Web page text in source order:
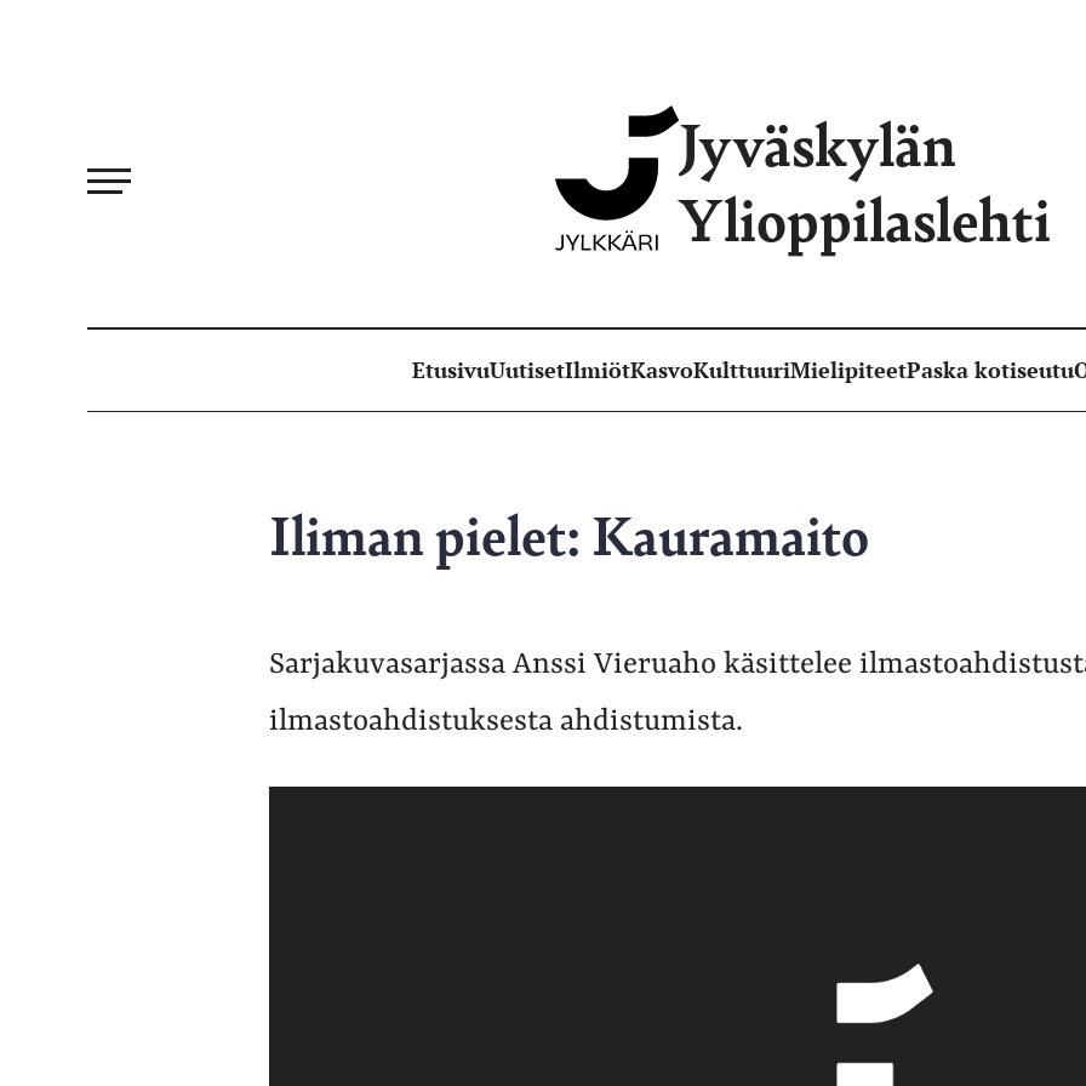
Jyväskylän
Ylioppilaslehti
EtusivuUutisetIlmiötKasvoKulttuuriMielipiteetPaska kotiseutu
Iliman pielet: Kauramaito
Sarjakuvasarjassa Anssi Vieruaho käsittelee
ilmastoahdistuksesta ahdistumista.